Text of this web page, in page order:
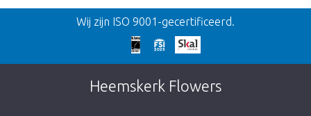
Terug
Te laat!
Dit artikel is helaas uitverkocht. Klik op de
knop hieronder om terug te gaan naar de
Wij zijn ISO 9001-gecertificeerd.
Heemskerk Flowers